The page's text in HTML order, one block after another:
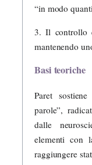
“in modo
3. Il controllo
mantenendo
Basi teoriche
Paret
parole”,
dalle
elementi con
raggiungere